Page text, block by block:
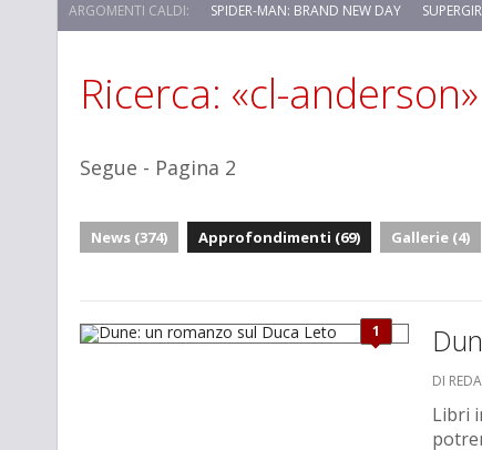
ARGOMENTI CALDI: SPIDER-MAN: BRAND NEW DAY
STAR TREK: STRANGE NEW WORLDS
Ricerca: «cl-anderson»
Segue - Pagina 2
News (374) Approfondimenti (69) Gallerie (4)
1
DI
Libri